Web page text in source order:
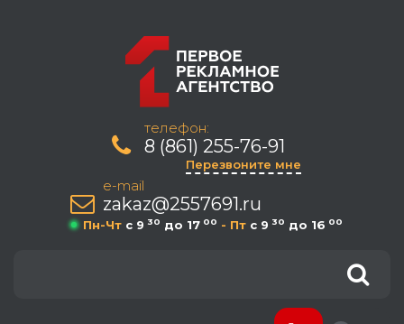
телефон:
8 (861) 255-76-91
Перезвоните мне
e-mail
zakaz@2557691.ru
Пн-Чт c 9 30 до 17 00 - Пт c 9 30 до 16 00